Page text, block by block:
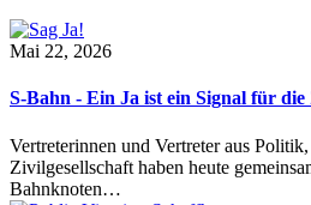
Mai 22, 2026
S-Bahn - Ein Ja ist ein Signal für
Vertreterinnen und Vertreter aus
Zivilgesellschaft haben heute
Bahnknoten…